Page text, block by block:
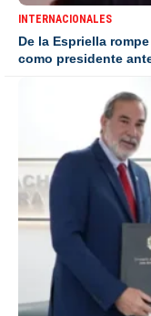
INTERNACIONALES
De la Espriella
como presidente